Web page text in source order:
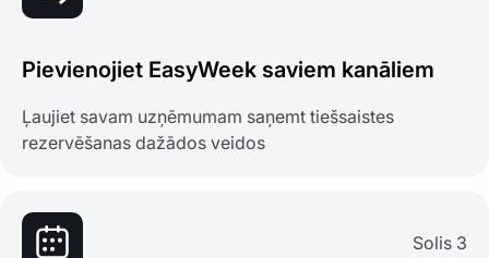
Pievienojiet EasyWeek saviem kanāliem
Ļaujiet savam uzņēmumam saņemt tiešsaistes
rezervēšanas dažādos veidos
Solis 3